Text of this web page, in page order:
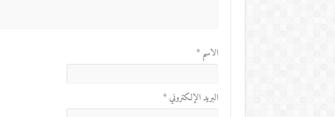
الاسم*
البريد الإلكتروني*